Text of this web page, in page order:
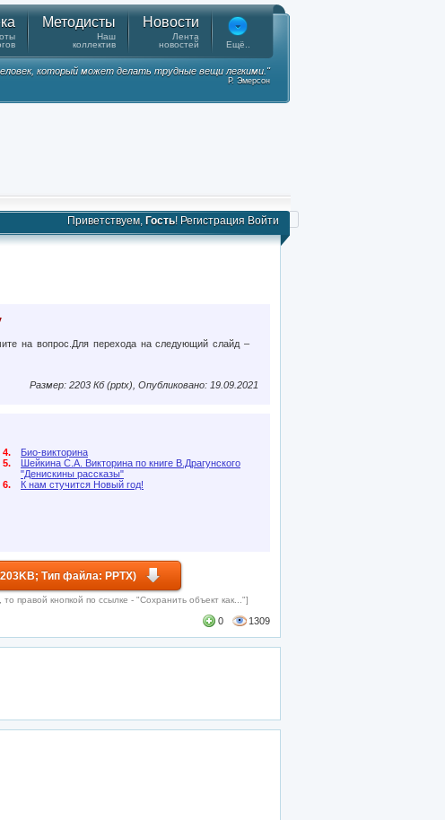
Методисты
Наш
коллектив
Новости
Лента
новостей
Ещё..
который может делать трудные вещи легкими."
Р. Эмерсон
Приветствуем, Гость! Регистрация Войти
на вопрос.Для перехода на следующий слайд –
Размер: 2203 Кб (pptx), Опубликовано: 19.09.2021
4.
Био-викторина
5.
Шейкина С.А. Викторина по книге В.Драгунского
"Денискины рассказы"
6.
К нам стучится Новый год!
Тип файла: PPTX)
правой кнопкой по ссылке - "Сохранить объект как..."]
0 1309